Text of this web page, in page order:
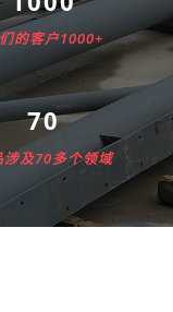
的客户1000+
70
涉及70多个领域